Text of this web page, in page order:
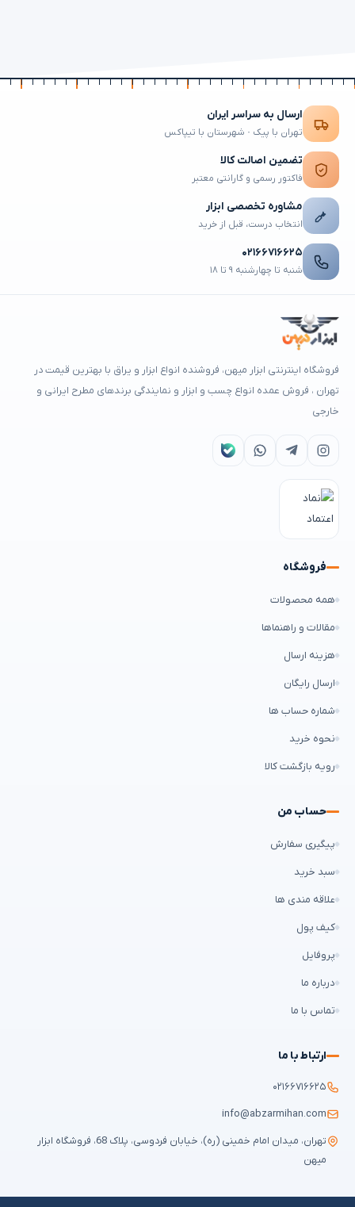
ارسال به سراسر ایران
تهران با پیک · شهرستان با تیپاکس
تضمین اصالت کالا
فاکتور رسمی و گارانتی معتبر
مشاوره تخصصی ابزار
انتخاب درست، قبل از خرید
۰۲۱۶۶۷۱۶۶۲۵
شنبه تا چهارشنبه ۹ تا ۱۸
فروشگاه اینترنتی ابزار میهن، فروشنده انواع ابزار و یراق با بهترین قیمت در
تهران ، فروش عمده انواع چسب و ابزار و نمایندگی برندهای مطرح ایرانی و
خارجی
فروشگاه
همه محصولات
مقالات و راهنماها
هزینه ارسال
ارسال رایگان
شماره حساب ها
نحوه خرید
رویه بازگشت کالا
حساب من
پیگیری سفارش
سبد خرید
علاقه مندی ها
کیف پول
پروفایل
درباره ما
تماس با ما
ارتباط با ما
۰۲۱۶۶۷۱۶۶۲۵
info@abzarmihan.com
تهران، میدان امام خمینی (ره)، خیابان فردوسی، پلاک 68، فروشگاه ابزار
میهن